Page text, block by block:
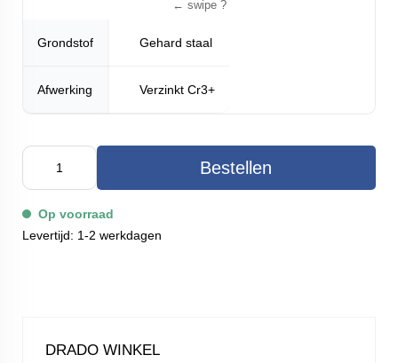
Grondstof Gehard staal
Afwerking Verzinkt Cr3+
Bestellen
Op voorraad
Levertijd: 1-2 werkdagen
DRADO WINKEL